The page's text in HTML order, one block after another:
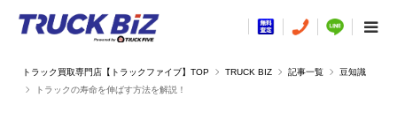
TRUCK BIZ 記事一覧
豆知識
トラックの寿命を伸ばす方法を解説！